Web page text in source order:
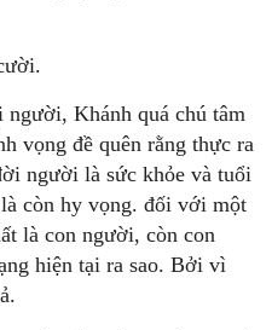
Khánh quá chú tâm
vọng đề quên rằng thực ra
người là sức khỏe và tuổi
còn hy vọng. đối với một
là con người, còn con
hiện tại ra sao. Bởi vì